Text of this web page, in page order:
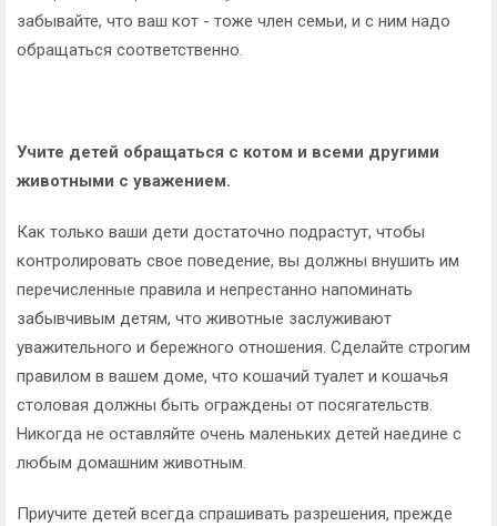
забывайте, что ваш кот - тоже член семьи, и с ним надо
обращаться соответственно.
Учите детей обращаться с котом и всеми другими
животными с уважением.
Как только ваши дети достаточно подрастут, чтобы
контролировать свое поведение, вы должны внушить им
перечисленные правила и непрестанно напоминать
забывчивым детям, что животные заслуживают
уважительного и бережного отношения. Сделайте строгим
правилом в вашем доме, что кошачий туалет и кошачья
столовая должны быть ограждены от посягательств.
Никогда не оставляйте очень маленьких детей наедине с
любым домашним животным.
Приучите детей всегда спрашивать разрешения, прежде